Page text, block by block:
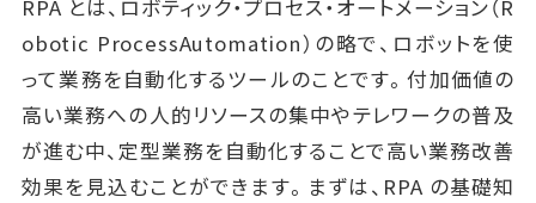
RPA とは、ロボティック・プロセス・オートメーション（R
obotic ProcessAutomation）の略で、ロボットを使
って業務を自動化するツールのことです。付加価値の
高い業務への人的リソースの集中やテレワークの普及
が進む中、定型業務を自動化することで高い業務改善
効果を見込むことができます。まずは、RPA の基礎知